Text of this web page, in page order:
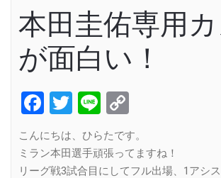
本田圭佑専用
が面白い！
Facebook
Twitter
Line
Link
こんにちは、ひらたです。
ミラン本田選手頑張ってますね！
リーグ戦3試合目にしてフル出場、1アシス